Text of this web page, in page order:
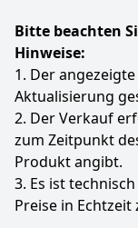
Fernseher
Hotelmodus
für Hotels,
integrierten
Senderliste
Kontrolle,
Gästeerlebnis.
Hotelmodus
für Hotels,
integrierten
Senderliste
Bitte beachten
Hinweise:
1. Der
Aktualisierung
2. Der Verkauf
zum Zeitpunkt
Produkt angibt.
3. Es ist
Preise in